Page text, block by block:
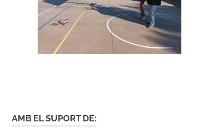
AMB EL SUPORT DE: